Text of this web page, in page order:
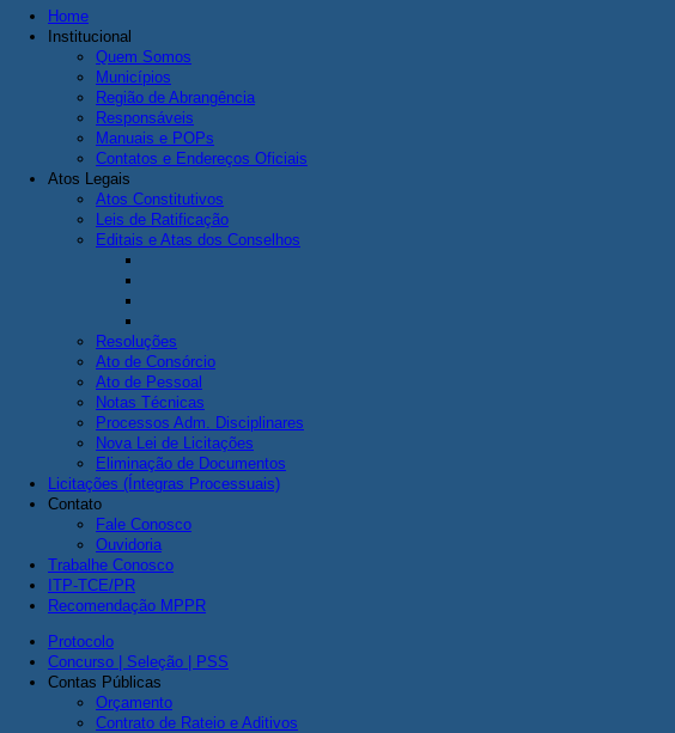
Home
Institucional
Quem Somos
Municípios
Região de Abrangência
Responsáveis
Manuais e POPs
Contatos e Endereços Oficiais
Atos Legais
Atos Constitutivos
Leis de Ratificação
Editais e Atas dos Conselhos
Resoluções
Ato de Consórcio
Ato de Pessoal
Notas Técnicas
Processos Adm. Disciplinares
Nova Lei de Licitações
Eliminação de Documentos
Licitações (Íntegras Processuais)
Contato
Fale Conosco
Ouvidoria
Trabalhe Conosco
ITP-TCE/PR
Recomendação MPPR
Protocolo
Concurso | Seleção | PSS
Contas Públicas
Orçamento
Contrato de Rateio e Aditivos